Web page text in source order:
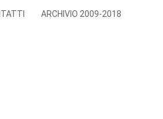
ARCHIVIO 2009-2018